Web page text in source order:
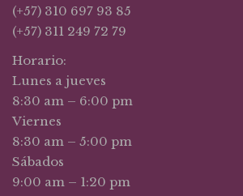
(+57) 310 697 93 85
(+57) 311 249 72 79
Horario:
Lunes a jueves
8:30 am – 6:00 pm
Viernes
8:30 am – 5:00 pm
Sábados
9:00 am – 1:20 pm